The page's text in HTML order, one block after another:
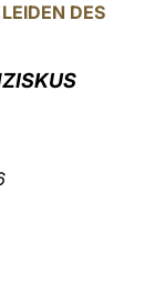
LATINE
DES